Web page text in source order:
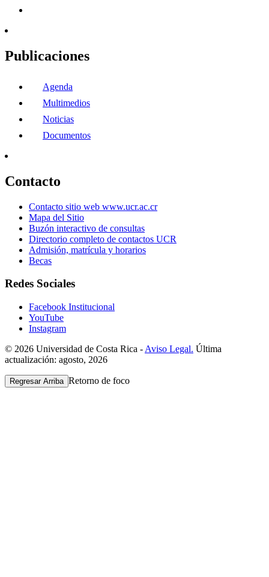
Publicaciones
Agenda
Multimedios
Noticias
Documentos
Contacto
Contacto sitio web www.ucr.ac.cr
Mapa del Sitio
Buzón interactivo de consultas
Directorio completo de contactos UCR
Admisión, matrícula y horarios
Becas
Redes Sociales
Facebook Institucional
YouTube
Instagram
© 2026 Universidad de Costa Rica - Aviso Legal. Última
actualización: agosto, 2026
Regresar Arriba Retorno de foco